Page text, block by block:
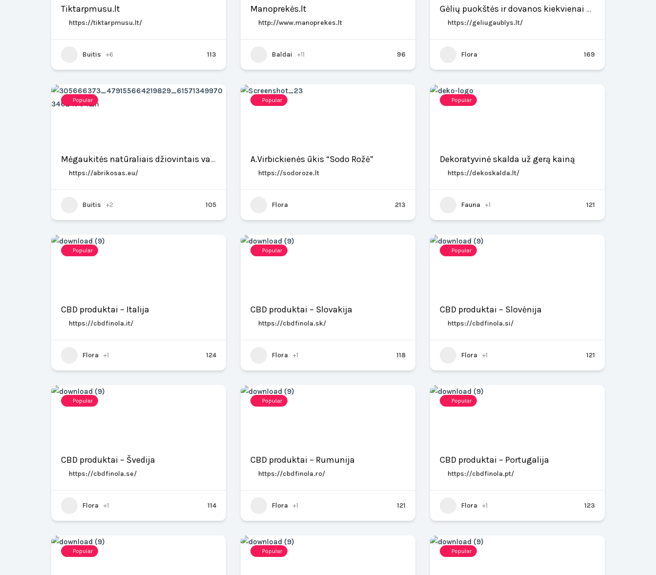
Tiktarpmusu.lt
https://tiktarpmusu.lt/
Buitis +6 113
Manoprekės.lt
http://www.manoprekes.lt
Baldai +11 96
Gėlių puokštės ir dovanos kiekvienai progai – Gėlių gaublys
https://geliugaublys.lt/
Flora 169
Popular
Mėgaukitės natūraliais džiovintais vaisiais be pridėtinio cukraus
https://abrikosas.eu/
Buitis +2 105
Popular
A.Virbickienės ūkis “Sodo Rožė”
https://sodoroze.lt
Flora 213
Popular
Dekoratyvinė skalda už gerą kainą
https://dekoskalda.lt/
Fauna +1 121
Popular
CBD produktai – Italija
https://cbdfinola.it/
Flora +1 124
Popular
CBD produktai – Slovakija
https://cbdfinola.sk/
Flora +1 118
Popular
CBD produktai – Slovėnija
https://cbdfinola.si/
Flora +1 121
Popular
CBD produktai – Švedija
https://cbdfinola.se/
Flora +1 114
Popular
CBD produktai – Rumunija
https://cbdfinola.ro/
Flora +1 121
Popular
CBD produktai – Portugalija
https://cbdfinola.pt/
Flora +1 123
Popular Popular Popular